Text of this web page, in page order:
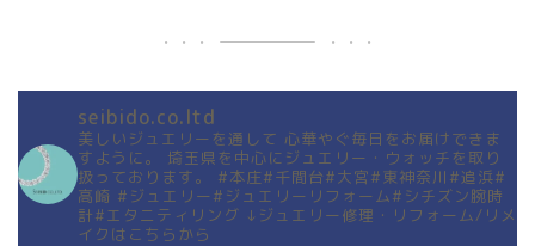
seibido.co.ltd
美しいジュエリーを通して 心華やぐ毎日をお届けできま
すように。
埼玉県を中心にジュエリー・ウォッチを取り
扱っております。
#本庄#千間台#大宮#東神奈川#追浜#
高崎 #ジュエリー#ジュエリーリフォーム#シチズン腕時
計#エタニティリング ↓ジュエリー修理・リフォーム/リメ
イクはこちらから